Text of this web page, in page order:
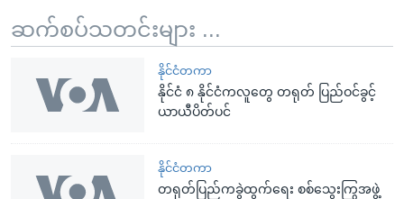
ဆက်စပ်သတင်းများ ...
နိုင်ငံတကာ
နိုင်ငံ ၈ နိုင်ငံကလူတွေ တရုတ် ပြည်ဝင်ခွင့်
ယာယီပိတ်ပင်
နိုင်ငံတကာ
တရုတ်ပြည်ကခွဲထွက်ရေး စစ်သွေးကြွအဖွဲ့